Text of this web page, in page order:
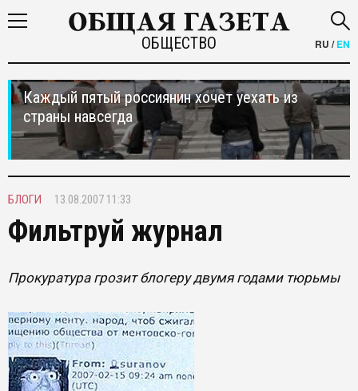
ОБЩЕСТВО RU /EN
Каждый пятый россиянин хочет уехать из
страны навсегда
БЛОГИ 13.08.2007 11:33
Фильтруй журнал
Прокуратура грозит блогеру двумя годами тюрьмы